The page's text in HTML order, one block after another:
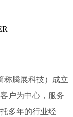
腾展科技）成立
户为中心，服务
多年的行业经